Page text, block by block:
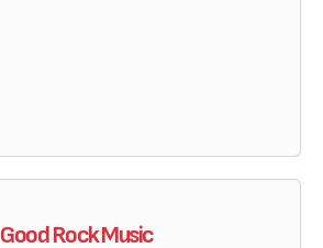
Good Rock Music